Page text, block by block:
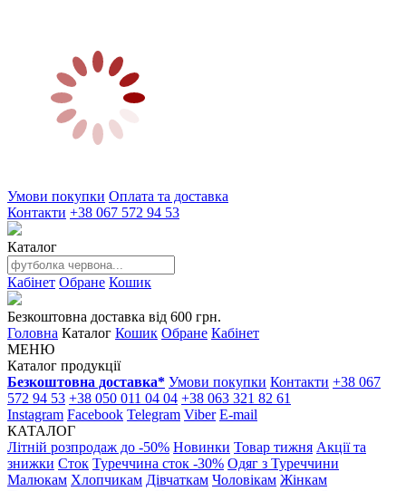
Умови покупки Оплата та доставка
Контакти +38 067 572 94 53
Каталог
Кабінет Обране Кошик
Безкоштовна доставка від 600 грн.
Головна Каталог Кошик Обране Кабінет
МЕНЮ
Каталог продукції
Безкоштовна доставка* Умови покупки Контакти +38 067
572 94 53 +38 050 011 04 04 +38 063 321 82 61
Instagram Facebook Telegram Viber E-mail
КАТАЛОГ
Літній розпродаж до -50% Новинки Товар тижня Акції та
знижки Сток Туреччина сток -30% Одяг з Туреччини
Малюкам Хлопчикам Дівчаткам Чоловікам Жінкам